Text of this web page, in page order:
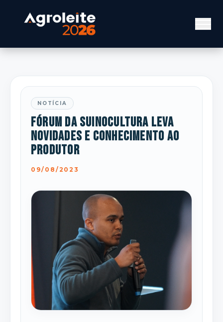
NOTÍCIA
Fórum da Suinocultura leva
novidades e conhecimento ao
produtor
09/08/2023